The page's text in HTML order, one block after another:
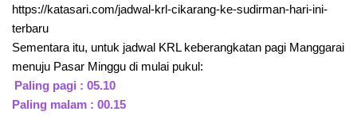
https://katasari.com/jadwal-krl-cikarang-ke-sudirman-hari-ini-
terbaru
Sementara itu, untuk jadwal KRL keberangkatan pagi Manggarai
menuju Pasar Minggu di mulai pukul:
Paling pagi : 05.10
Paling malam : 00.15